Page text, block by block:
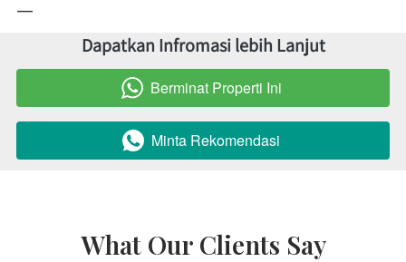
—
Dapatkan Infromasi lebih Lanjut
` Berminat Properti Ini
` Minta Rekomendasi
What Our Clients Say